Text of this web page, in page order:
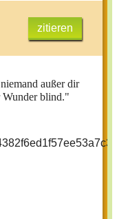
zitieren
außer dir
Wunder blind."